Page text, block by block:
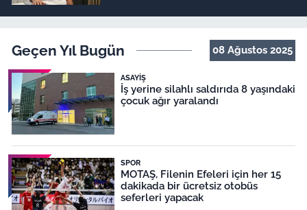
Geçen Yıl Bugün 08 Ağustos 2025
ASAYIŞ
İş yerine silahlı saldırıda 8 yaşındaki
çocuk ağır yaralandı
SPOR
MOTAŞ, Filenin Efeleri için her 15
dakikada bir ücretsiz otobüs
seferleri yapacak